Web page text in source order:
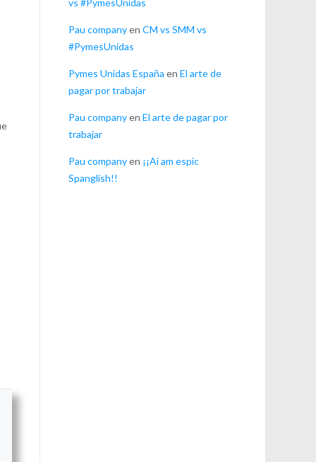
Pau companyen CM vs SMM vs
#PymesUnidas
Pymes Unidas España en El arte de
pagar por trabajar
Pau companyen El arte de pagar por
trabajar
Pau companyen ¡¡Ai am espic
Spanglish!!